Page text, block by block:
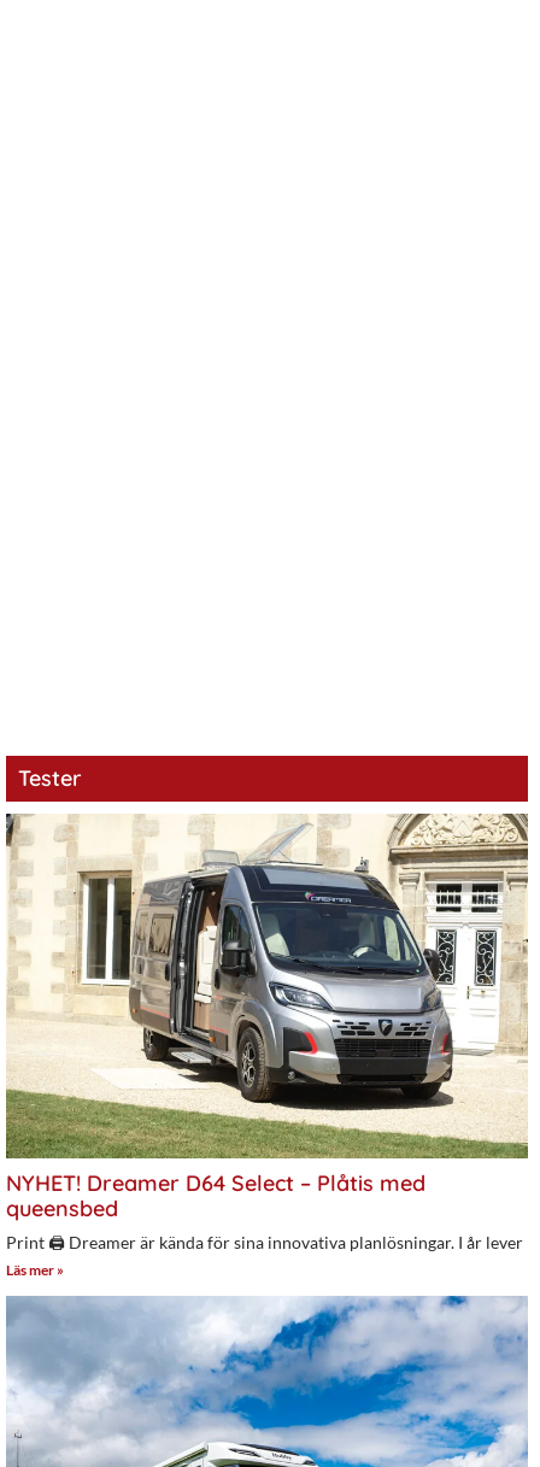
Tester
NYHET! Dreamer D64 Select – Plåtis med
queensbed
Print 🖨 Dreamer är kända för sina innovativa planlösningar. I år lever
Läs mer »